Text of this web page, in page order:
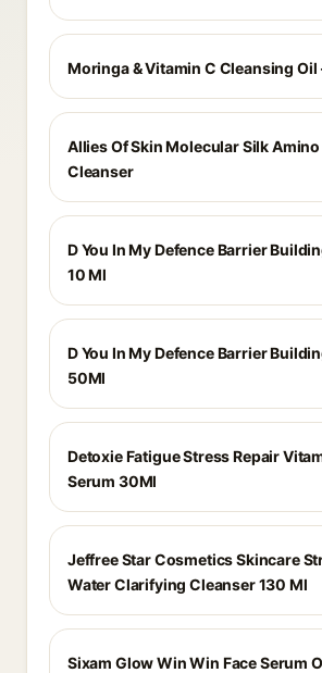
Moringa & Vitamin C Cleansing Oil
Allies Of Skin Molecular Silk
Cleanser
D You In My Defence Barrier
10 Ml
D You In My Defence Barrier
50Ml
Detoxie Fatigue Stress Repair
Serum 30Ml
Jeffree Star Cosmetics Skincare
Water Clarifying Cleanser 130 Ml
Sixam Glow Win Win Face Serum